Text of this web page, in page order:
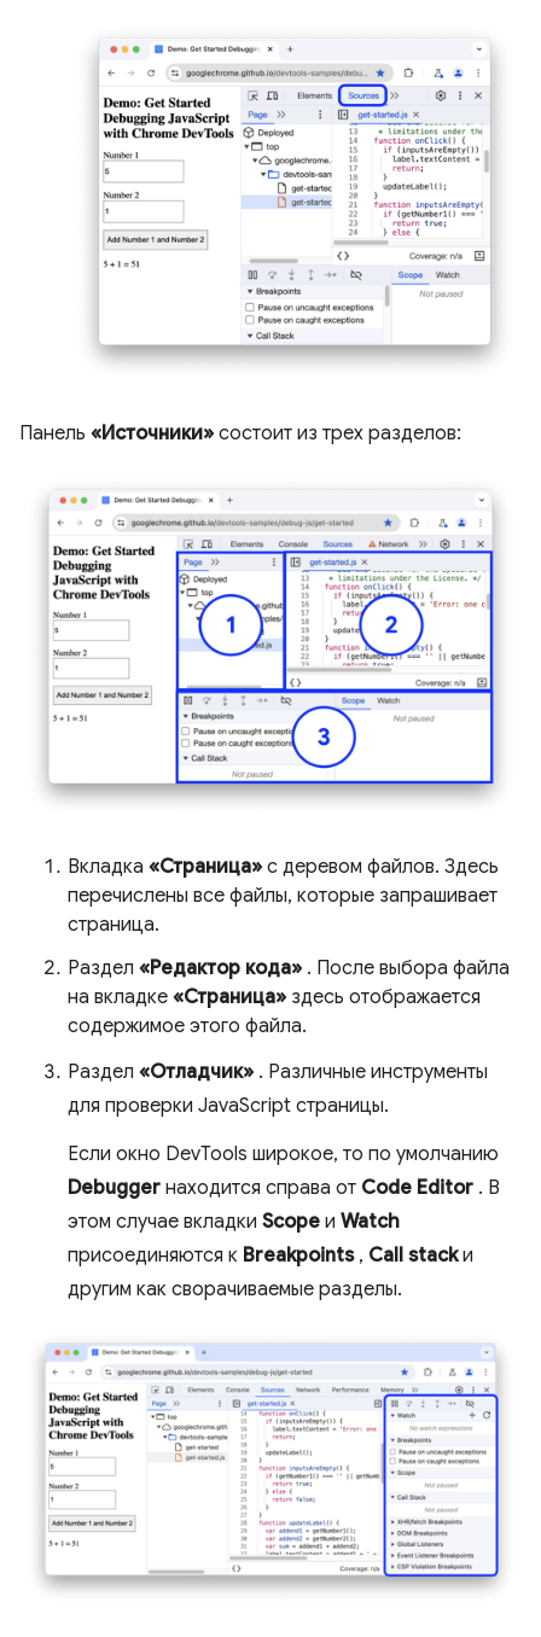
Панель «Источники» состоит из трех разделов:
Вкладка «Страница» с деревом файлов. Здесь
перечислены все файлы, которые запрашивает
страница.
Раздел «Редактор кода» . После выбора файла
на вкладке «Страница» здесь отображается
содержимое этого файла.
Раздел «Отладчик» . Различные инструменты
для проверки JavaScript страницы.
Если окно DevTools широкое, то по умолчанию
Debugger находится справа от Code Editor . В
этом случае вкладки Scope и Watch
присоединяются к Breakpoints, Call stackи
другим как сворачиваемые разделы.